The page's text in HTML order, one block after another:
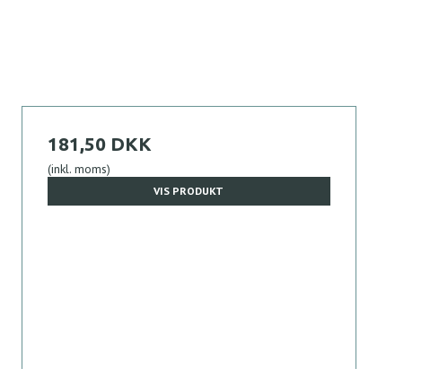
181,50 DKK
(inkl. moms)
VIS PRODUKT